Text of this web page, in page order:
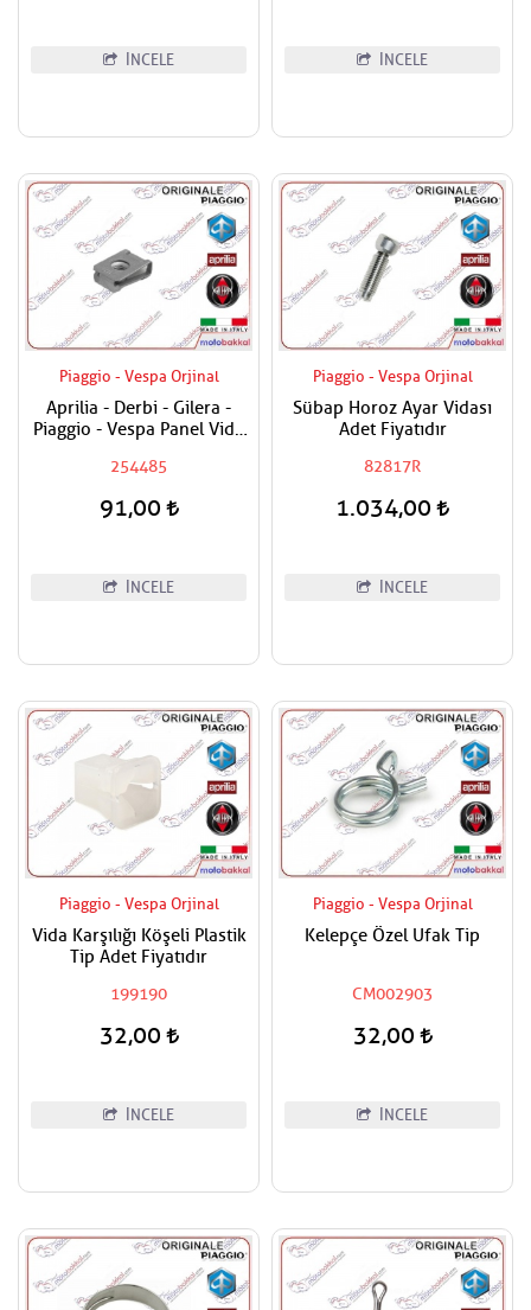
İNCELE İNCELE
Piaggio - Vespa Orjinal
Aprilia - Derbi - Gilera -
Piaggio - Vespa Panel Vida
254485
91,00
İNCELE
Piaggio - Vespa Orjinal
Sübap Horoz Ayar Vidası
Adet Fiyatıdır
82817R
1.034,00
İNCELE
Piaggio - Vespa Orjinal
Vida Karşılığı Köşeli Plastik
Tip Adet Fiyatıdır
199190
32,00
İNCELE
Piaggio - Vespa Orjinal
Kelepçe Özel Ufak Tip
CM002903
32,00
İNCELE